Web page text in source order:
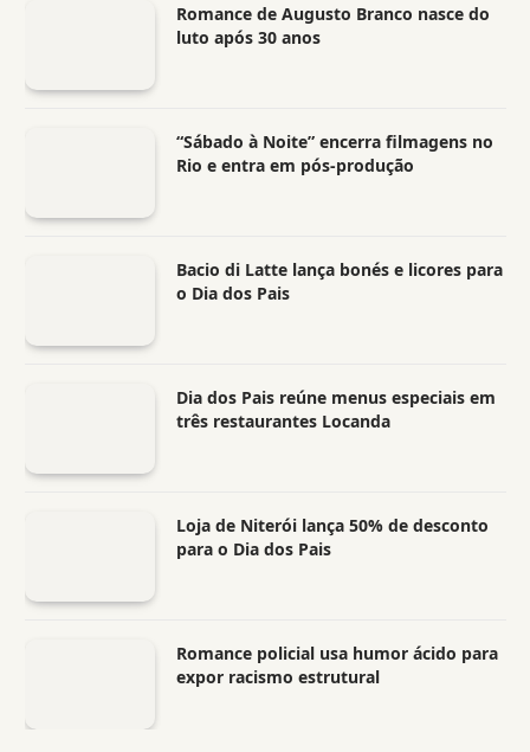
Romance de Augusto Branco nasce do
luto após 30 anos
“Sábado à Noite” encerra filmagens no
Rio e entra em pós-produção
Bacio di Latte lança bonés e licores para
o Dia dos Pais
Dia dos Pais reúne menus especiais em
três restaurantes Locanda
Loja de Niterói lança 50% de desconto
para o Dia dos Pais
Romance policial usa humor ácido para
expor racismo estrutural